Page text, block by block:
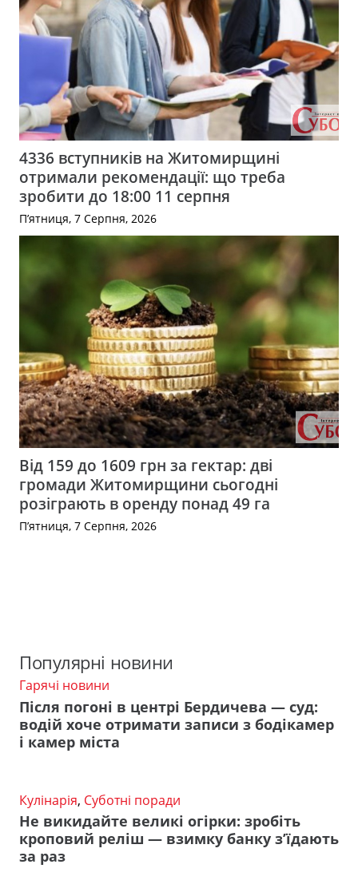
4336 вступників на Житомирщині
отримали рекомендації: що треба
зробити до 18:00 11 серпня
П’ятниця, 7 Серпня, 2026
Від 159 до 1609 грн за гектар: дві
громади Житомирщини сьогодні
розіграють в оренду понад 49 га
П’ятниця, 7 Серпня, 2026
Популярні новини
Гарячі новини
Після погоні в центрі Бердичева — суд:
водій хоче отримати записи з бодікамер
і камер міста
Кулінарія, Суботні поради
Не викидайте великі огірки: зробіть
кроповий реліш — взимку банку з’їдають
за раз